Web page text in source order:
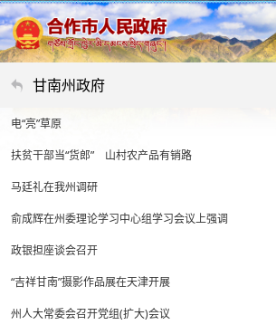
甘南州政府
电“亮”草原
扶贫干部当“货郎” 山村农产品有销路
马廷礼在我州调研
俞成辉在州委理论学习中心组学习会议上强调
政银担座谈会召开
“吉祥甘南”摄影作品展在天津开展
州人大常委会召开党组(扩大)会议